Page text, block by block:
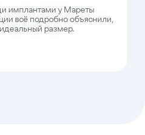
имплантами у Мареты
всё подробно объяснили,
размер.